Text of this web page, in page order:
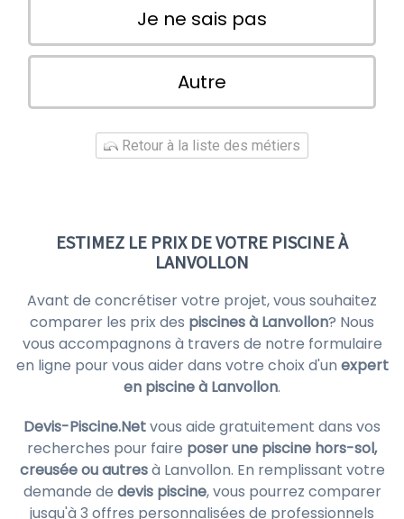
Je ne sais pas
Autre
Retour à la liste des métiers
ESTIMEZ LE PRIX DE VOTRE PISCINE À
LANVOLLON
Avant de concrétiser votre projet, vous souhaitez
comparer les prix des piscines à Lanvollon? Nous
vous accompagnons à travers de notre formulaire
en ligne pour vous aider dans votre choix d'un expert
en piscine à Lanvollon.
Devis-Piscine.Netvous aide gratuitement dans vos
recherches pour faire poser une piscine hors-sol,
creusée ou autresà Lanvollon. En remplissant votre
demande de devis piscine, vous pourrez comparer
jusqu'à 3 offres personnalisées de professionnels